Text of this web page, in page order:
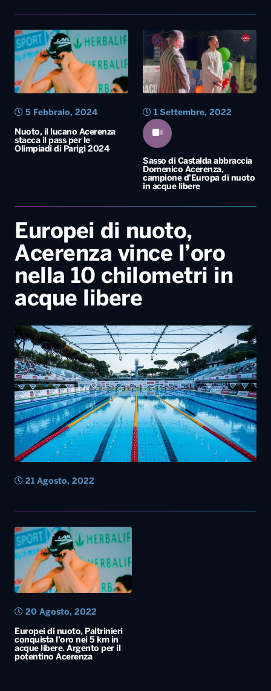
Nuoto, il lucano Acerenza
stacca il pass per le
Olimpiadi di Parigi 2024
5 Febbraio, 2024
Sasso di Castalda abbraccia
Domenico Acerenza,
campione d’Europa di nuoto
in acque libere
1 Settembre, 2022
Europei di nuoto,
Acerenza vince l’oro
nella 10 chilometri in
acque libere
21 Agosto, 2022
Europei di nuoto, Paltrinieri
conquista l’oro nei 5 km in
acque libere. Argento per il
potentino Acerenza
20 Agosto, 2022